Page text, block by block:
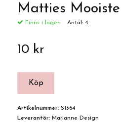
Matties
Finns i lager: Antal: 4
10 kr
Artikelnummer: S1364
Leverantör: Marianne Design